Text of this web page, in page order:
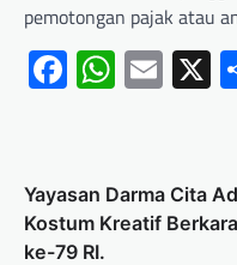
pemotongan pajak atau
FacebookX
Yayasan Darma Cita
Kostum Kreatif
ke-79 RI.